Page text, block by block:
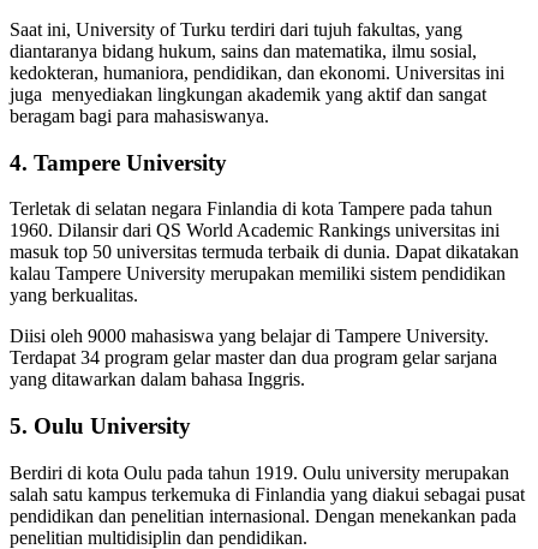
Saat ini, University of Turku terdiri dari tujuh fakultas, yang
diantaranya bidang hukum, sains dan matematika, ilmu sosial,
kedokteran, humaniora, pendidikan, dan ekonomi. Universitas ini
juga menyediakan lingkungan akademik yang aktif dan sangat
beragam bagi para mahasiswanya.
4. Tampere University
Terletak di selatan negara Finlandia di kota Tampere pada tahun
1960. Dilansir dari QS World Academic Rankings universitas ini
masuk top 50 universitas termuda terbaik di dunia. Dapat dikatakan
kalau Tampere University merupakan memiliki sistem pendidikan
yang berkualitas.
Diisi oleh 9000 mahasiswa yang belajar di Tampere University.
Terdapat 34 program gelar master dan dua program gelar sarjana
yang ditawarkan dalam bahasa Inggris.
5. Oulu University
Berdiri di kota Oulu pada tahun 1919. Oulu university merupakan
salah satu kampus terkemuka di Finlandia yang diakui sebagai pusat
pendidikan dan penelitian internasional. Dengan menekankan pada
penelitian multidisiplin dan pendidikan.